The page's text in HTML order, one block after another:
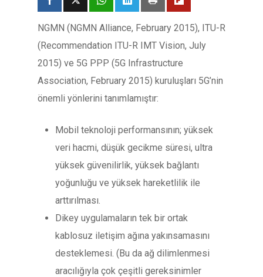
NGMN (NGMN Alliance, February 2015), ITU-R
(Recommendation ITU-R IMT Vision, July
2015) ve 5G PPP (5G Infrastructure
Association, February 2015) kuruluşları 5G’nin
önemli yönlerini tanımlamıştır:
Mobil teknoloji performansının; yüksek
veri hacmi, düşük gecikme süresi, ultra
yüksek güvenilirlik, yüksek bağlantı
yoğunluğu ve yüksek hareketlilik ile
arttırılması.
Dikey uygulamaların tek bir ortak
kablosuz iletişim ağına yakınsamasını
desteklemesi. (Bu da ağ dilimlenmesi
aracılığıyla çok çeşitli gereksinimler